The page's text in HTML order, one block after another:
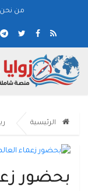
من نحن
الرئيسية
بحضور